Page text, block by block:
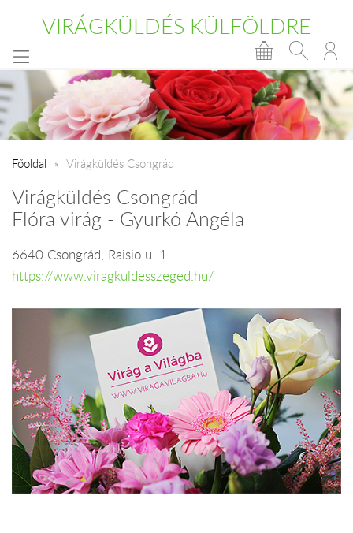
VIRÁGKÜLDÉS KÜLFÖLDRE
Főoldal Virágküldés Csongrád
Virágküldés Csongrád
Flóra virág - Gyurkó Angéla
6640 Csongrád, Raisio u. 1.
https://www.viragkuldesszeged.hu/